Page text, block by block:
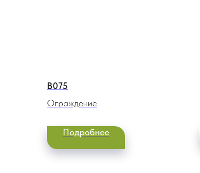
В075
Ограждение
Подробнее